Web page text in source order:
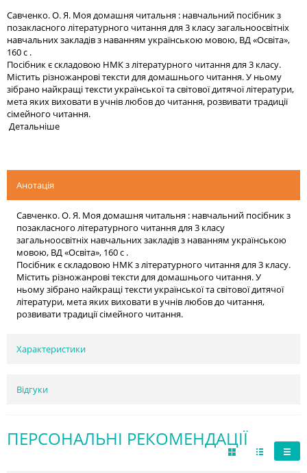
Савченко. О. Я. Моя домашня читальня : навчальний посібник з
позакласного літературного читання для 3 класу загальноосвітніх
навчальних закладів з наванням українською мовою, ВД «Освіта»,
160 с .
Посібник є складовою НМК з літературного читання для 3 класу.
Містить різножанрові тексти для домашнього читання. У ньому
зібрано найкращі тексти української та світової дитячої літератури,
мета яких виховати в учнів любов до читання, розвивати традиції
сімейного читання.
Детальніше
Анотація
Савченко. О. Я. Моя домашня читальня : навчальний посібник з
позакласного літературного читання для 3 класу
загальноосвітніх навчальних закладів з наванням українською
мовою, ВД «Освіта», 160 с .
Посібник є складовою НМК з літературного читання для 3 класу.
Містить різножанрові тексти для домашнього читання. У
ньому зібрано найкращі тексти української та світової дитячої
літератури, мета яких виховати в учнів любов до читання,
розвивати традиції сімейного читання.
Характеристики
Відгуки
ПЕРСОНАЛЬНІ РЕКОМЕНДАЦІЇ